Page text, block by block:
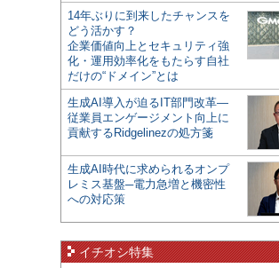
14年ぶりに到来したチャンスを
どう活かす？
企業価値向上とセキュリティ強
化・運用効率化をもたらす自社
だけの“ドメイン”とは
生成AI導入が迫るIT部門改革―
従業員エンゲージメント向上に
貢献するRidgelinezの処方箋
生成AI時代に求められるオンプ
レミス基盤─電力急増と機密性
への対応策
イチオシ特集